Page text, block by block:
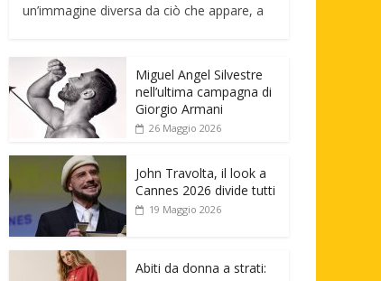
un’immagine diversa da ciò che appare, a
Miguel Angel Silvestre
nell’ultima campagna di
Giorgio Armani
26 Maggio 2026
John Travolta, il look a
Cannes 2026 divide tutti
19 Maggio 2026
Abiti da donna a strati: